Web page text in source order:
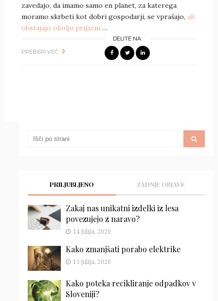
zavedajo, da imamo samo en planet, za katerega
moramo skrbeti kot dobri gospodarji, se vprašajo, ali
obstajajo okolju prijazni …
PREBERI VEČ
DELITE NA:
PRILJUBLJENO ZADNJE OBJAVE
Zakaj nas unikatni izdelki iz lesa
povezujejo z naravo?
14 julija, 2020
Kako zmanjšati porabo elektrike
15 julija, 2020
Kako poteka recikliranje odpadkov v
Sloveniji?